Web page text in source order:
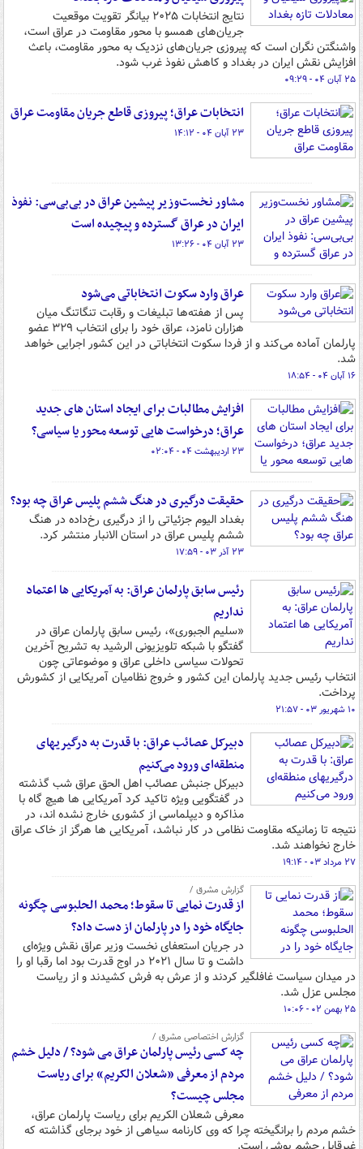
نتایج انتخابات ۲۰۲۵ بیانگر تقویت موقعیت
جریان‌های همسو با محور مقاومت در عراق است،
واشنگتن نگران است که پیروزی جریان‌های نزدیک به محور مقاومت، باعث
افزایش نقش ایران در بغداد و کاهش نفوذ غرب شود.
۲۵ آبان ۰۴ - ۰۹:۲۹
انتخابات عراق؛ پیروزی قاطع جریان مقاومت عراق
۲۳ آبان ۰۴ - ۱۴:۱۲
مشاور نخست‌وزیر پیشین عراق در بی‌بی‌سی: نفوذ
ایران در عراق گسترده و پیچیده است
۲۳ آبان ۰۴ - ۱۳:۲۶
عراق وارد سکوت انتخاباتی می‌شود
پس از هفته‌ها تبلیغات و رقابت تنگاتنگ میان
هزاران نامزد، عراق خود را برای انتخاب ۳۲۹ عضو
پارلمان آماده می‌کند و از فردا سکوت انتخاباتی در این کشور اجرایی خواهد
شد.
۱۶ آبان ۰۴ - ۱۸:۵۴
افزایش مطالبات برای ایجاد استان های جدید
عراق؛ درخواست هایی توسعه محور یا سیاسی؟
۲۳ اردیبهشت ۰۴ - ۰۲:۰۴
حقیقت درگیری در هنگ ششم پلیس عراق چه بود؟
بغداد الیوم جزئیاتی را از درگیری رخ‌داده در هنگ
ششم پلیس عراق در استان الانبار منتشر کرد.
۲۳ آذر ۰۳ - ۱۷:۵۹
رئیس سابق پارلمان عراق: به آمریکایی ها اعتماد
نداریم
«سلیم الجبوری»، رئیس سابق پارلمان عراق در
گفتگو با شبکه تلویزیونی الرشید به تشریح آخرین
تحولات سیاسی داخلی عراق و موضوعاتی چون
انتخاب رئیس جدید پارلمان این کشور و خروج نظامیان آمریکایی از کشورش
پرداخت.
۱۰ شهریور ۰۳ - ۲۱:۵۷
دبیرکل عصائب عراق: با قدرت به درگیریهای
منطقه‌ای ورود می‌کنیم
دبیرکل جنبش عصائب اهل الحق عراق شب گذشته
در گفتگویی ویژه تاکید کرد آمریکایی ها هیچ گاه با
مذاکره و دیپلماسی از کشوری خارج نشده اند، در
نتیجه تا زمانیکه مقاومت نظامی در کار نباشد، آمریکایی ها هرگز از خاک عراق
خارج نخواهند شد.
۲۷ مرداد ۰۳ - ۱۹:۱۴
گزارش مشرق /
از قدرت نمایی تا سقوط؛ محمد الحلبوسی چگونه
جایگاه خود را در پارلمان از دست داد؟
در جریان استعفای نخست وزیر عراق نقش ویژه‌ای
داشت و تا سال ۲۰۲۱ در اوج قدرت بود اما رقبا او را
در میدان سیاست غافلگیر کردند و از عرش به فرش کشیدند و از ریاست
مجلس عزل شد.
۲۵ بهمن ۰۲ - ۱۰:۰۶
گزارش اختصاصی مشرق /
چه کسی رئیس پارلمان عراق می شود؟ / دلیل خشم
مردم از معرفی «شعلان الکریم» برای ریاست
مجلس چیست؟
معرفی شعلان الکریم برای ریاست پارلمان عراق،
خشم مردم را برانگیخته چرا که وی کارنامه سیاهی از خود برجای گذاشته که